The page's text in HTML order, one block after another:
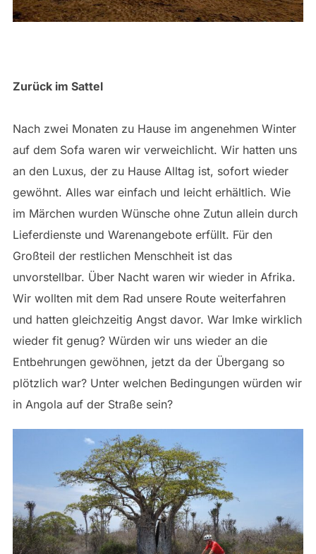
Zurück im Sattel
Nach zwei Monaten zu Hause im angenehmen Winter
auf dem Sofa waren wir verweichlicht. Wir hatten uns
an den Luxus, der zu Hause Alltag ist, sofort wieder
gewöhnt. Alles war einfach und leicht erhältlich. Wie
im Märchen wurden Wünsche ohne Zutun allein durch
Lieferdienste und Warenangebote erfüllt. Für den
Großteil der restlichen Menschheit ist das
unvorstellbar. Über Nacht waren wir wieder in Afrika.
Wir wollten mit dem Rad unsere Route weiterfahren
und hatten gleichzeitig Angst davor. War Imke wirklich
wieder fit genug? Würden wir uns wieder an die
Entbehrungen gewöhnen, jetzt da der Übergang so
plötzlich war? Unter welchen Bedingungen würden wir
in Angola auf der Straße sein?